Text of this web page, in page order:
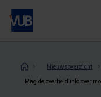
Overslaan
naar
inhoud
Nieuwsoverzicht